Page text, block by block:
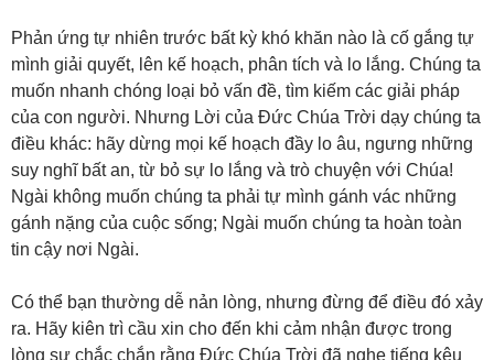
Phản ứng tự nhiên trước bất kỳ khó khăn nào là cố gắng tự
mình giải quyết, lên kế hoạch, phân tích và lo lắng. Chúng ta
muốn nhanh chóng loại bỏ vấn đề, tìm kiếm các giải pháp
của con người. Nhưng Lời của Đức Chúa Trời dạy chúng ta
điều khác: hãy dừng mọi kế hoạch đầy lo âu, ngưng những
suy nghĩ bất an, từ bỏ sự lo lắng và trò chuyện với Chúa!
Ngài không muốn chúng ta phải tự mình gánh vác những
gánh nặng của cuộc sống; Ngài muốn chúng ta hoàn toàn
tin cậy nơi Ngài.
Có thể bạn thường dễ nản lòng, nhưng đừng để điều đó xảy
ra. Hãy kiên trì cầu xin cho đến khi cảm nhận được trong
lòng sự chắc chắn rằng Đức Chúa Trời đã nghe tiếng kêu